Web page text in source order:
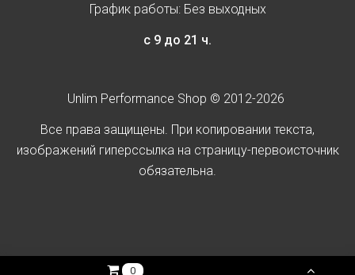
График работы: Без выходных
с 9 до 21 ч.
Unlim Performance Shop © 2012-2026
Все права защищены. При копировании текста,
изображений гиперссылка на страницу-первоисточник
обязательна.
0